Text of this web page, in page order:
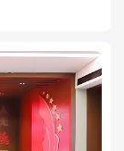
闻动态